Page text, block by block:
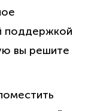
поддержкой
вы решите